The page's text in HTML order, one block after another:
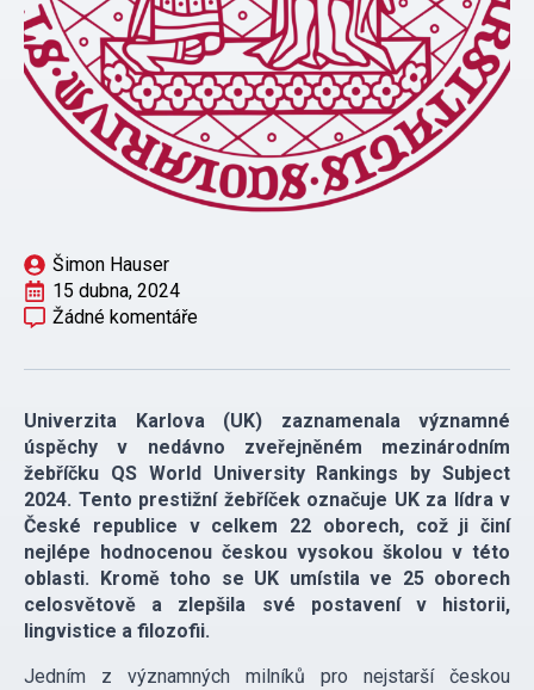
Šimon Hauser
15 dubna, 2024
Žádné komentáře
Univerzita Karlova (UK) zaznamenala významné
úspěchy v nedávno zveřejněném mezinárodním
žebříčku QS World University Rankings by Subject
2024. Tento prestižní žebříček označuje UK za lídra v
České republice v celkem 22 oborech, což ji činí
nejlépe hodnocenou českou vysokou školou v této
oblasti. Kromě toho se UK umístila ve 25 oborech
celosvětově a zlepšila své postavení v historii,
lingvistice a filozofii.
Jedním z významných milníků pro nejstarší českou